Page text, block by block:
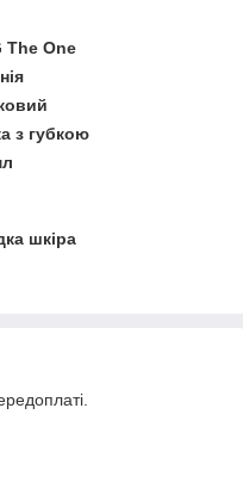
The One
з губкою
шкіра